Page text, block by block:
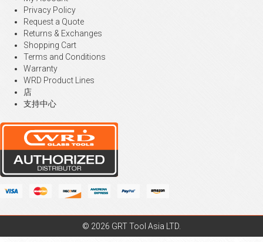
Privacy Policy
Request a Quote
Returns & Exchanges
Shopping Cart
Terms and Conditions
Warranty
WRD Product Lines
店
支持中心
© 2026 GRT Tool Asia LTD.